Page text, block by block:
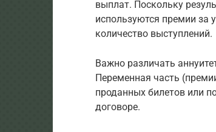
выплат. Поскольку
используются премии за
количество выступлений.
Важно различать
Переменная часть
проданных билетов или
договоре.